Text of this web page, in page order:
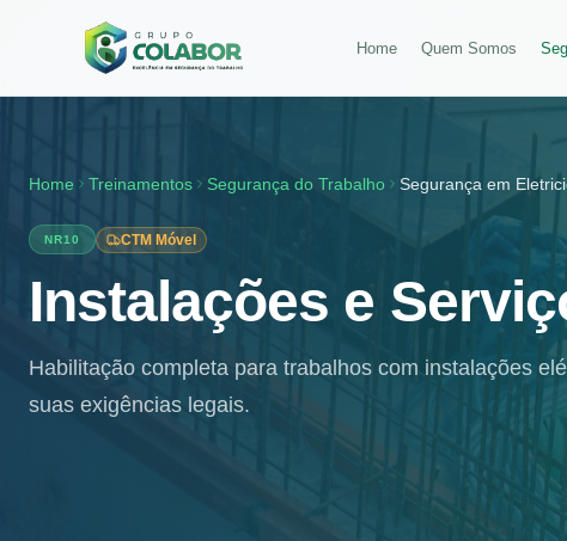
Home Quem Somos
Home Treinamentos Segurança do Trabalho Segurança em
NR10 CTM Móvel
Instalações e
Habilitação completa para trabalhos com instalações
suas exigências legais.